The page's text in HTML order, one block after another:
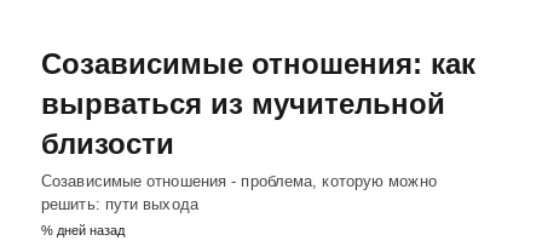
Созависимые отношения: как
вырваться из мучительной
близости
Созависимые отношения - проблема, которую можно
решить: пути выхода
% дней назад